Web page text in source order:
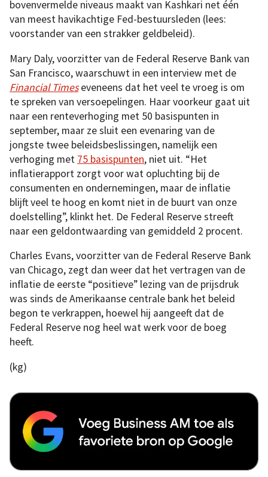
bovenvermelde niveaus maakt van Kashkari net één
van meest havikachtige Fed-bestuursleden (lees:
voorstander van een strakker geldbeleid).
Mary Daly, voorzitter van de Federal Reserve Bank van
San Francisco, waarschuwt in een interview met de
Financial Timeseveneens dat het veel te vroeg is om
te spreken van versoepelingen. Haar voorkeur gaat uit
naar een renteverhoging met 50 basispunten in
september, maar ze sluit een evenaring van de
jongste twee beleidsbeslissingen, namelijk een
verhoging met 75 basispunten, niet uit. “Het
inflatierapport zorgt voor wat opluchting bij de
consumenten en ondernemingen, maar de inflatie
blijft veel te hoog en komt niet in de buurt van onze
doelstelling”, klinkt het. De Federal Reserve streeft
naar een geldontwaarding van gemiddeld 2 procent.
Charles Evans, voorzitter van de Federal Reserve Bank
van Chicago, zegt dan weer dat het vertragen van de
inflatie de eerste “positieve” lezing van de prijsdruk
was sinds de Amerikaanse centrale bank het beleid
begon te verkrappen, hoewel hij aangeeft dat de
Federal Reserve nog heel wat werk voor de boeg
heeft.
(kg)